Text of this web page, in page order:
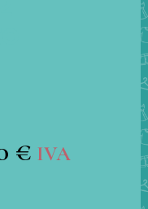
€ Rango
IVA